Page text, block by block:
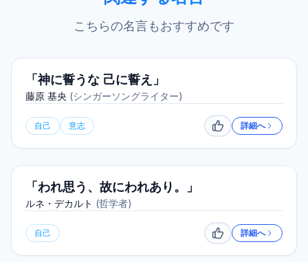
こちらの名言もおすすめです
「神に誓うな 己に誓え」
藤原 基央 (シンガーソングライター)
自己 意志 いいね詳細へ
「われ思う、故にわれあり。」
ルネ・デカルト (哲学者)
自己 いいね詳細へ